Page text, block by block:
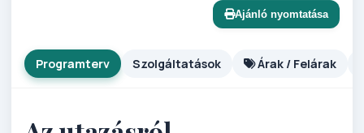
Ajánló nyomtatása
Programterv Szolgáltatások Árak / Felárak